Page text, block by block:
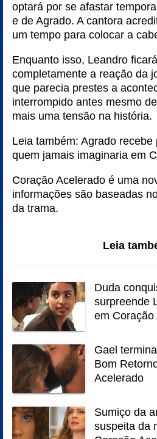
optará por se afastar
e de Agrado. A cantora
um tempo para colocar a
Enquanto isso, Leandro
completamente a reação da
que parecia prestes a
interrompido antes mesmo
mais uma tensão na história.
Leia também: Agrado recebe
quem jamais imaginaria em
Coração Acelerado é uma
informações são baseadas
da trama.
Leia
Duda
surpreende
em Coração
Gael
Bom
Acelerado
Sumiço da
suspeita da